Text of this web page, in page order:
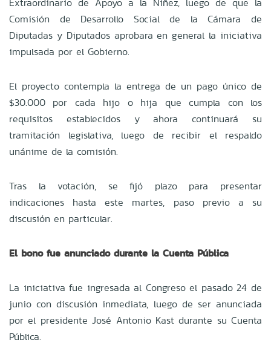
Comisión de Desarrollo Social de la Cámara de
Diputadas y Diputados aprobara en general la iniciativa
impulsada por el Gobierno.
El proyecto contempla la entrega de un pago único de
$30.000 por cada hijo o hija que cumpla con los
requisitos establecidos y ahora continuará su
tramitación legislativa, luego de recibir el respaldo
unánime de la comisión.
Tras la votación, se fijó plazo para presentar
indicaciones hasta este martes, paso previo a su
discusión en particular.
El bono fue anunciado durante la Cuenta Pública
La iniciativa fue ingresada al Congreso el pasado 24 de
junio con discusión inmediata, luego de ser anunciada
por el presidente José Antonio Kast durante su Cuenta
Pública.